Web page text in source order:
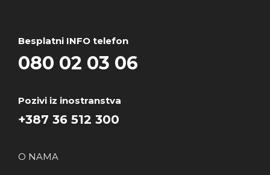
Besplatni INFO telefon
080 02 03 06
Pozivi iz inostranstva
+387 36 512 300
O NAMA